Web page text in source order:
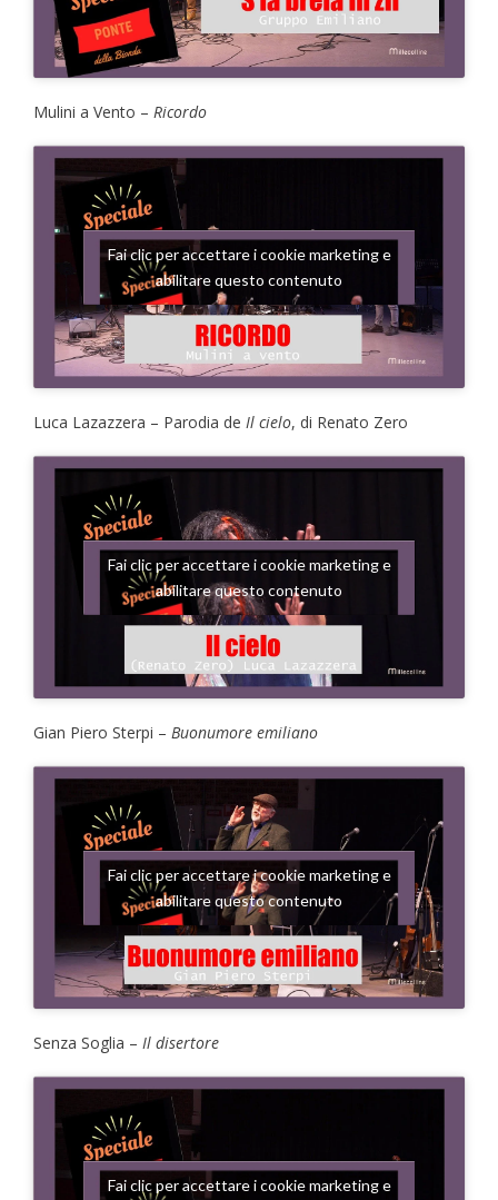
Mulini a Vento – Ricordo
Fai clic per accettare i cookie marketing e
abilitare questo contenuto
Luca Lazazzera – Parodia de Il cielo, di Renato Zero
Fai clic per accettare i cookie marketing e
abilitare questo contenuto
Gian Piero Sterpi – Buonumore emiliano
Fai clic per accettare i cookie marketing e
abilitare questo contenuto
Senza Soglia – Il disertore
Fai clic per accettare i cookie marketing e